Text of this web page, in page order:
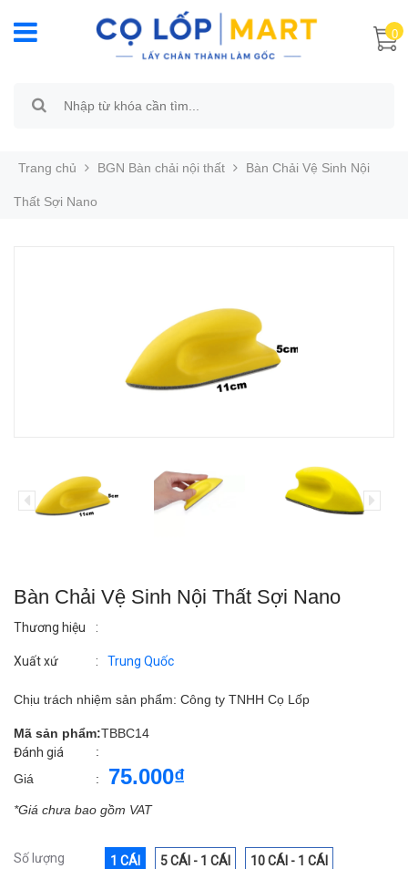
0
Trang chủ BGN Bàn chải nội thất Bàn Chải Vệ Sinh Nội
Thất Sợi Nano
Bàn Chải Vệ Sinh Nội Thất Sợi Nano
Thương hiệu :
Xuất xứ : Trung Quốc
Chịu trách nhiệm sản phẩm: Công ty TNHH Cọ Lốp
Mã sản phẩm:TBBC14
Đánh giá
:
Giá
: 75.000₫
*Giá chưa bao gồm VAT
Số lượng 1 CÁI 5 CÁI - 1 CÁI 10 CÁI - 1 CÁI